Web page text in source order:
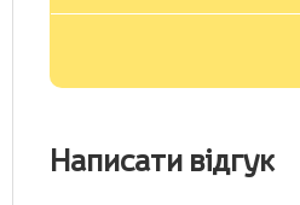
Написати відгук